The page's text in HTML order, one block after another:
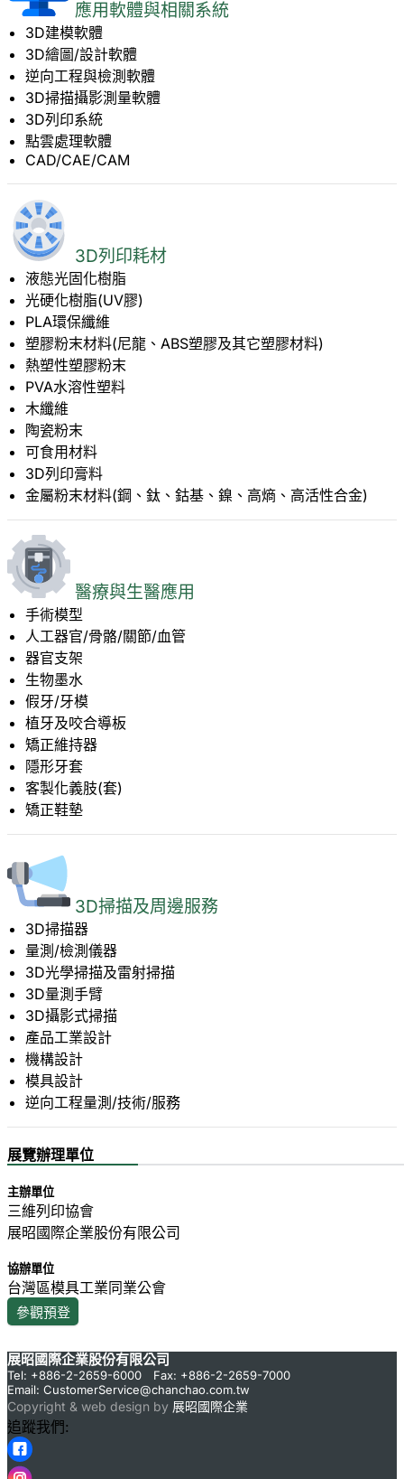
應用軟體與相關系統
3D建模軟體
3D繪圖/設計軟體
逆向工程與檢測軟體
3D掃描攝影測量軟體
3D列印系統
點雲處理軟體
CAD/CAE/CAM
3D列印耗材
液態光固化樹脂
光硬化樹脂(UV膠)
PLA環保纖維
塑膠粉末材料(尼龍、ABS塑膠及其它塑膠材料)
熱塑性塑膠粉末
PVA水溶性塑料
木纖維
陶瓷粉末
可食用材料
3D列印膏料
金屬粉末材料(鋼、鈦、鈷基、鎳、高熵、高活性合金)
醫療與生醫應用
手術模型
人工器官/骨骼/關節/血管
器官支架
生物墨水
假牙/牙模
植牙及咬合導板
矯正維持器
隱形牙套
客製化義肢(套)
矯正鞋墊
3D掃描及周邊服務
3D掃描器
量測/檢測儀器
3D光學掃描及雷射掃描
3D量測手臂
3D攝影式掃描
產品工業設計
機構設計
模具設計
逆向工程量測/技術/服務
展覽辦理單位
主辦單位
三維列印協會
展昭國際企業股份有限公司
協辦單位
台灣區模具工業同業公會
參觀預登
展昭國際企業股份有限公司
Tel: +886-2-2659-6000 Fax: +886-2-2659-7000
Email: CustomerService@chanchao.com.tw
Copyright & web design by 展昭國際企業
追蹤我們: